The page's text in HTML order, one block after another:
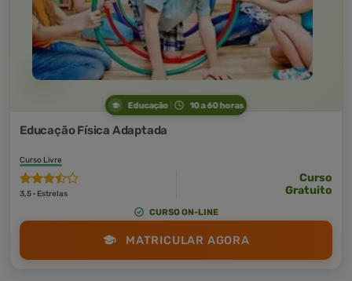
Educação 10 a 60 horas
Educação Física Adaptada
Curso Livre
3,5 · Estrelas
Curso
Gratuito
CURSO ON-LINE
MATRICULAR AGORA